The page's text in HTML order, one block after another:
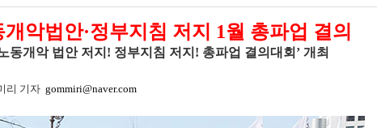
악법안·정부지침 저지 1월 총파업 결의
동개악 법안 저지! 정부지침 저지! 총파업 결의대회’ 개최
리 기자 gommiri@naver.com